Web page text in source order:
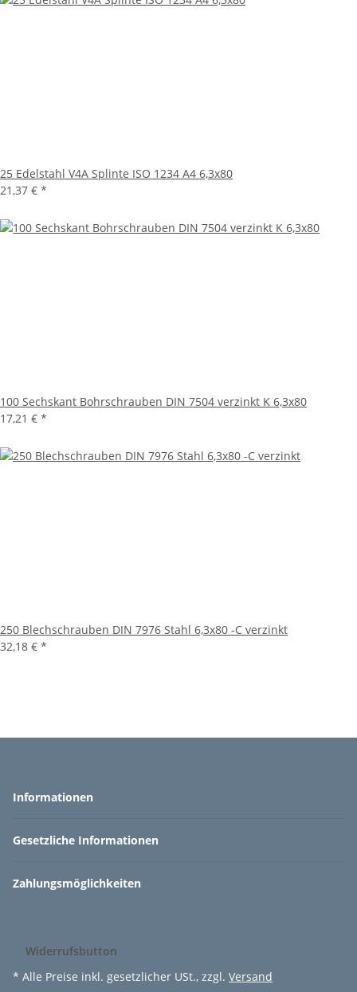
25 Edelstahl V4A Splinte ISO 1234 A4 6,3x80
21,37 € *
100 Sechskant Bohrschrauben DIN 7504 verzinkt K 6,3x80
17,21 € *
250 Blechschrauben DIN 7976 Stahl 6,3x80 -C verzinkt
32,18 € *
Informationen
Gesetzliche Informationen
Zahlungsmöglichkeiten
Widerrufsbutton
* Alle Preise inkl. gesetzlicher USt., zzgl. Versand